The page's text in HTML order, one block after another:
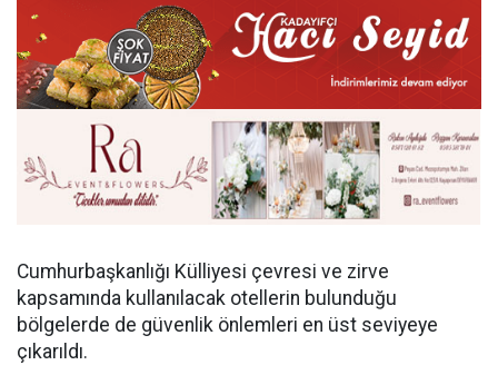
Cumhurbaşkanlığı Külliyesi çevresi ve zirve
kapsamında kullanılacak otellerin bulunduğu
bölgelerde de güvenlik önlemleri en üst seviyeye
çıkarıldı.